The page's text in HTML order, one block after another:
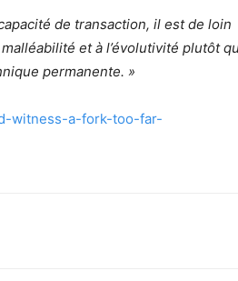
de transaction, il est de loin
et à l’évolutivité plutôt
permanente. »
witness-a-fork-too-far-